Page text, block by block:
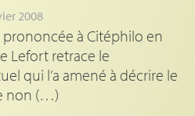
2008
à Citéphilo en
Lefort retrace le
qui l’a amené à décrire le
non (…)